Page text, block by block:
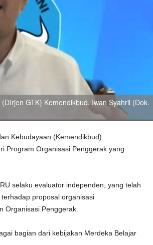
GTK) Kemendikbud, Iwan Syahril (Dok.
Kebudayaan (Kemendikbud)
Program Organisasi Penggerak yang
selaku evaluator independen, yang telah
proposal organisasi
Organisasi Penggerak.
bagian dari kebijakan Merdeka Belajar